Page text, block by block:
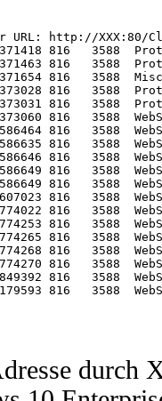
URL: http://XXX:80/
816   3588
816   3588
816   3588
816   3588
816   3588
816   3588
816   3588
816   3588
816   3588
816   3588
816   3588
816   3588
816   3588
816   3588
816   3588
816   3588
816   3588
816   3588
816   3588
816   3588
816   3588
816   3588
durch